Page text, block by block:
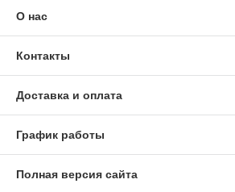
О нас
Контакты
Доставка и оплата
График работы
Полная версия сайта